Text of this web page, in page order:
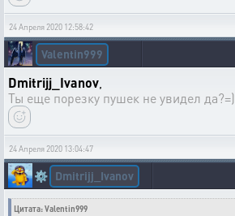
24 Апреля 2020 12:58:42
Valentin999
Dmitrijj_Ivanov
Ты еще порезку пушек не увидел да?=)
24 Апреля 2020 13:04:47
⚙️ Dmitrijj_Ivanov
Цитата: Valentin999